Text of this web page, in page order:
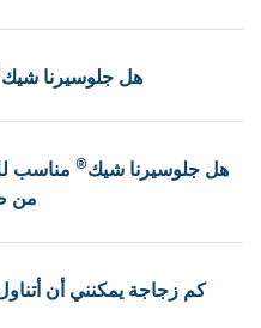
هل جلوسيرنا
هل جلوسيرنا شيك® مناسب
من
كم زجاجة يمكنني أن